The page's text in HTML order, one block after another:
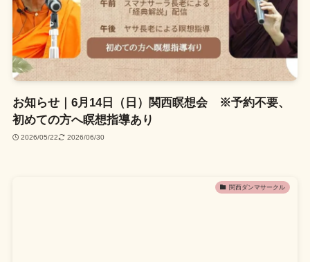
お知らせ｜6月14日（日）関西瞑想会 ※予約不要、
初めての方へ瞑想指導あり
2026/05/22 2026/06/30
関西ダンマサークル